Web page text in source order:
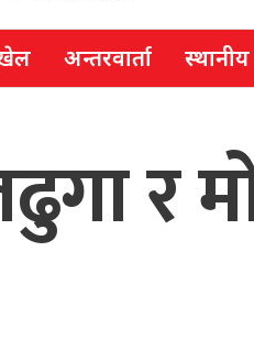
अन्तरवार्ता स्थानीय
र